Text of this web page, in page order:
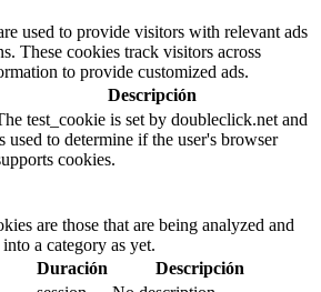
used to provide visitors with relevant ads
These cookies track visitors across
to provide customized ads.
Descripción
test_cookie is set by doubleclick.net and
used to determine if the user's browser
cookies.
are those that are being analyzed and
a category as yet.
Duración
Descripción